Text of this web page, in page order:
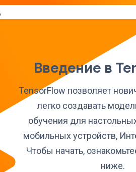
,
Введение в
TensorFlow позволяет
легко создавать
обучения для
мобильных устройств,
Чтобы начать,
ниже.